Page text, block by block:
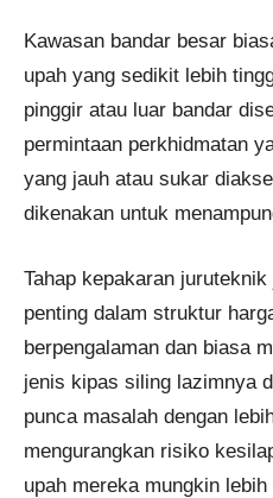
Kawasan bandar besar
upah yang sedikit lebih
pinggir atau luar bandar
permintaan perkhidmatan
yang jauh atau sukar
dikenakan untuk
Tahap kepakaran
penting dalam struktur
berpengalaman dan biasa
jenis kipas siling lazimnya
punca masalah dengan
mengurangkan risiko
upah mereka mungkin